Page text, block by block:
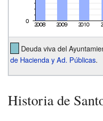
Deuda viva del
de Hacienda y Ad. Públicas.
Historia de